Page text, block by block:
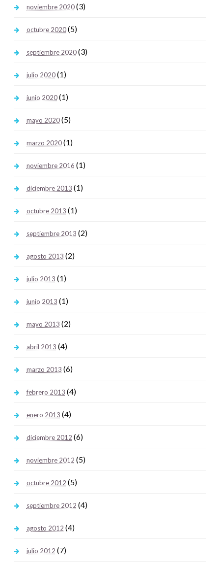
noviembre 2020(3)
octubre 2020(5)
septiembre 2020(3)
julio 2020(1)
junio 2020(1)
mayo 2020(5)
marzo 2020(1)
noviembre 2016 (1)
diciembre 2013 (1)
octubre 2013 (1)
septiembre 2013 (2)
agosto 2013 (2)
julio 2013 (1)
junio 2013 (1)
mayo 2013 (2)
abril 2013 (4)
marzo 2013 (6)
febrero 2013 (4)
enero 2013 (4)
diciembre 2012 (6)
noviembre 2012 (5)
octubre 2012 (5)
septiembre 2012 (4)
agosto 2012 (4)
julio 2012 (7)